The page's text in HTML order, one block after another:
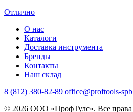
Отлично
О нас
Каталоги
Доставка инструмента
Бренды
Контакты
Наш склад
8 (812) 380-82-89 office@proftools-
© 2026 ООО «ПрофТулс». Все